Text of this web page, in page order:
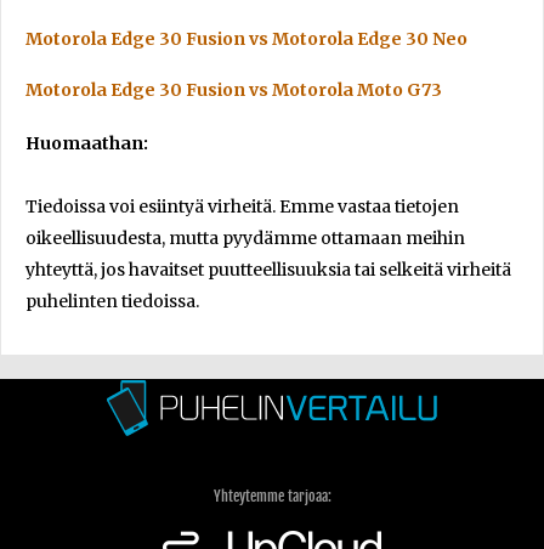
Motorola Edge 30 Fusion vs Motorola Edge 30 Neo
Motorola Edge 30 Fusion vs Motorola Moto G73
Huomaathan:
Tiedoissa voi esiintyä virheitä. Emme vastaa tietojen
oikeellisuudesta, mutta pyydämme ottamaan meihin
yhteyttä, jos havaitset puutteellisuuksia tai selkeitä virheitä
puhelinten tiedoissa.
Yhteytemme tarjoaa: